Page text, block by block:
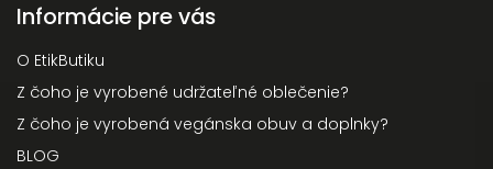
Informácie pre vás
O EtikButiku
Z čoho je vyrobené udržateľné oblečenie?
Z čoho je vyrobená vegánska obuv a doplnky?
BLOG